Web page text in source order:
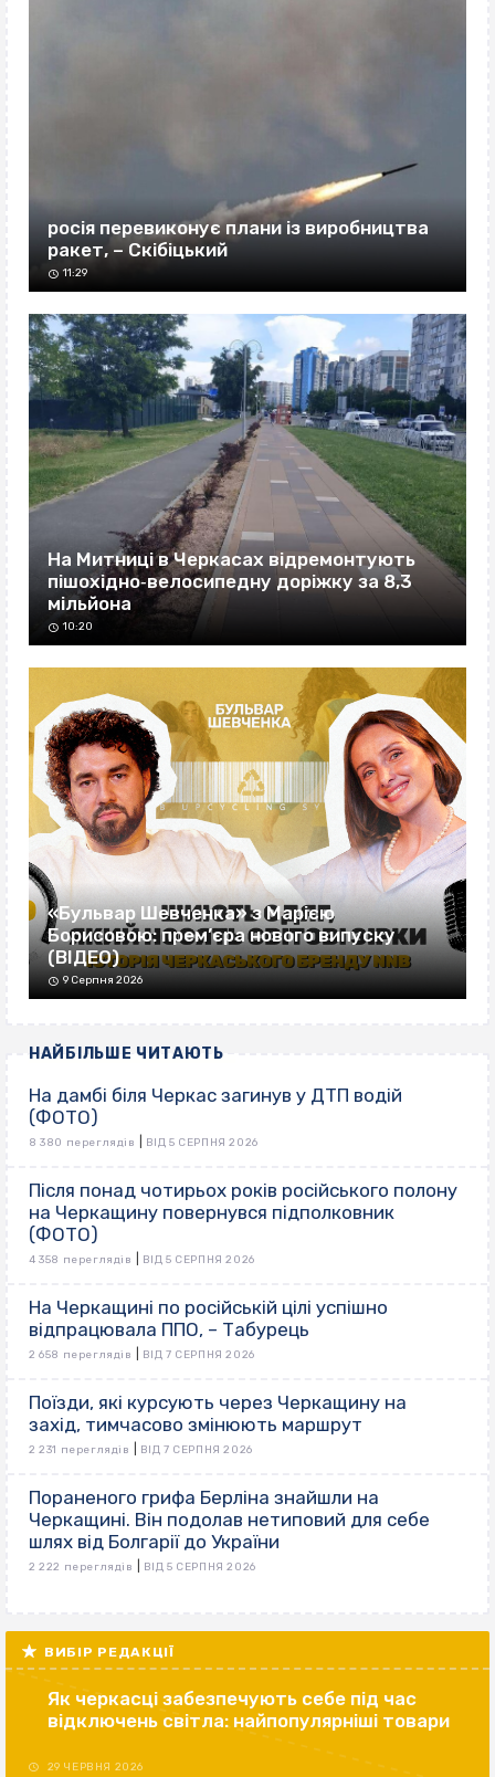
росія перевиконує плани із виробництва
ракет, – Скібіцький
11:29
На Митниці в Черкасах відремонтують
пішохідно‐велосипедну доріжку за 8,3
мільйона
10:20
«Бульвар Шевченка» з Марією
Борисовою: прем’єра нового випуску
(ВІДЕО)
9 Серпня 2026
НАЙБІЛЬШЕ ЧИТАЮТЬ
На дамбі біля Черкас загинув у ДТП водій
(ФОТО)
8 380 переглядів ВІД 5 СЕРПНЯ 2026
Після понад чотирьох років російського полону
на Черкащину повернувся підполковник
(ФОТО)
4 358 переглядів ВІД 5 СЕРПНЯ 2026
На Черкащині по російській цілі успішно
відпрацювала ППО, – Табурець
2 658 переглядів ВІД 7 СЕРПНЯ 2026
Поїзди, які курсують через Черкащину на
захід, тимчасово змінюють маршрут
2 231 переглядів ВІД 7 СЕРПНЯ 2026
Пораненого грифа Берліна знайшли на
Черкащині. Він подолав нетиповий для себе
шлях від Болгарії до України
2 222 переглядів ВІД 5 СЕРПНЯ 2026
ВИБІР РЕДАКЦІЇ
Як черкасці забезпечують себе під час
відключень світла: найпопулярніші товари
29 ЧЕРВНЯ 2026